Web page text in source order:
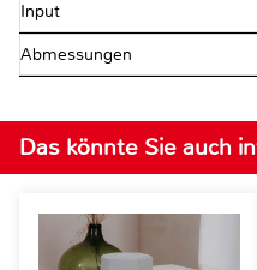
Input
Abmessungen
Das könnte Sie auch